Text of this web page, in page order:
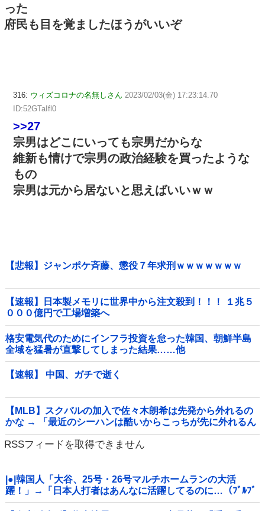
った
府民も目を覚ましたほうがいいぞ
316: ウィズコロナの名無しさん 2023/02/03(金) 17:23:14.70
ID:52GTaIfl0
>>27
宗男はどこにいっても宗男だからな
維新も情けで宗男の政治経験を買ったような
もの
宗男は元から居ないと思えばいいｗｗ
【悲報】ジャンポケ斉藤、懲役７年求刑ｗｗｗｗｗｗｗ
【速報】日本製メモリに世界中から注文殺到！！！ １兆５
０００億円で工場増築へ
格安電気代のためにインフラ投資を怠った韓国、朝鮮半島
全域を猛暑が直撃してしまった結果……他
【速報】 中国、ガチで逝く
【MLB】スクバルの加入で佐々木朗希は先発から外れるの
かな → 「最近のシーハンは酷いからこっちが先に外れるん
じゃないか」「魔法のグローブで好投が続いてるし佐々木
は残してほしいな」
RSSフィードを取得できません
|●|韓国人「大谷、25号・26号マルチホームランの大活
躍！」→「日本人打者はあんなに活躍してるのに…（ﾌﾞﾙﾌﾞ
ﾙ」＝韓国の反応